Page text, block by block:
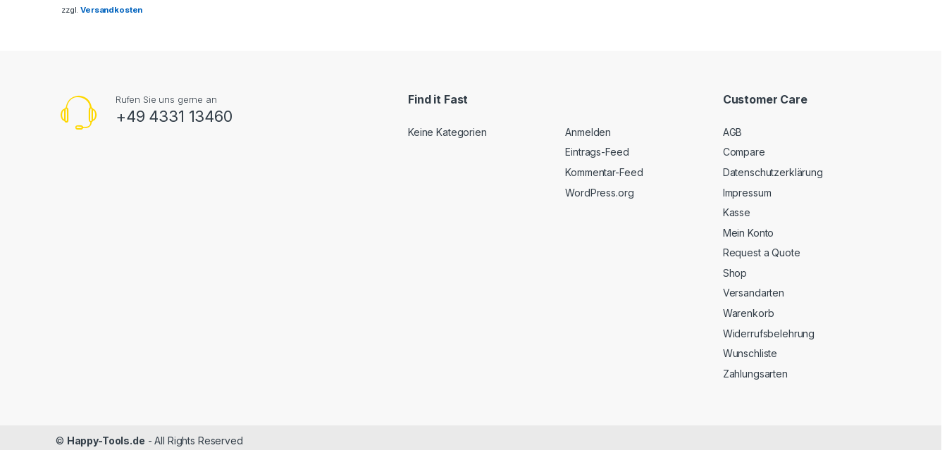
zzgl.Versandkosten
Rufen Sie uns gerne an
+49 4331 13460
Find it Fast
Keine Kategorien
Anmelden
Eintrags-Feed
Kommentar-Feed
WordPress.org
Customer Care
AGB
Compare
Datenschutzerklärung
Impressum
Kasse
Mein Konto
Request a Quote
Shop
Versandarten
Warenkorb
Widerrufsbelehrung
Wunschliste
Zahlungsarten
© Happy-Tools.de - All Rights Reserved